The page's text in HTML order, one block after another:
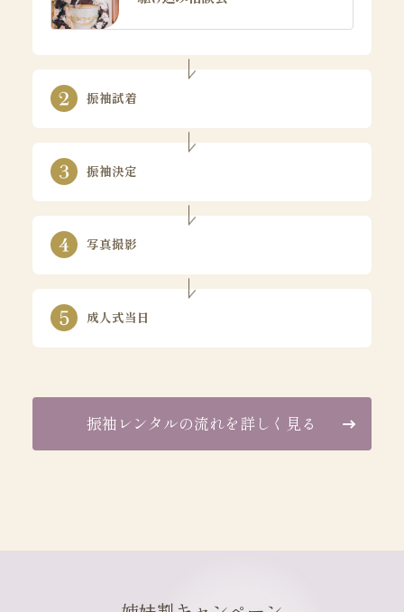
振袖試着
振袖決定
写真撮影
成人式当日
振袖レンタルの流れを詳しく見る